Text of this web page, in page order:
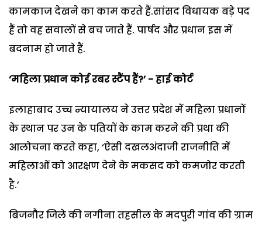
कामकाज देखने का काम करते हैं.सांसद विधायक बड़े पद
हैं तो वह सवालों से बच जाते हैं. पार्षद और प्रधान इस में
बदनाम हो जाते हैं.
‘महिला प्रधान कोई रबर स्टैंप हैं?’ - हाई कोर्ट
इलाहाबाद उच्च न्यायालय ने उत्तर प्रदेश में महिला प्रधानों
के स्थान पर उन के पतियों के काम करने की प्रथा की
आलोचना करते कहा, ‘ऐसी दखलअंदाजी राजनीति में
महिलाओं को आरक्षण देने के मकसद को कमजोर करती
है.’
बिजनौर जिले की नगीना तहसील के मदपुरी गांव की ग्राम